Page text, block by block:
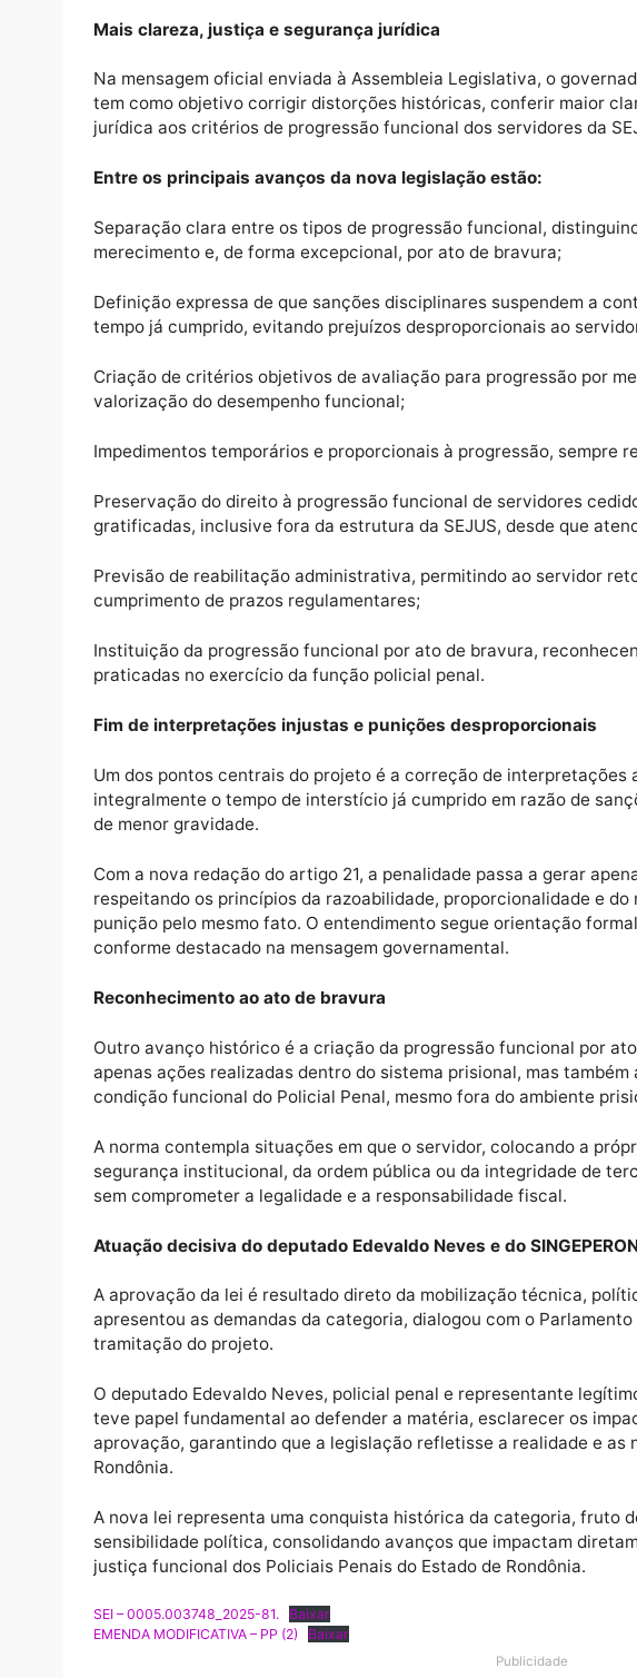
segurança jurídica e justiça funcional dos Policiais Penais
O avanço é resultado direto de uma articulação firme e
Neves, policial penal de carreira, em conjunto com
aprovação da matéria.
Mais clareza, justiça e segurança jurídica
Na mensagem oficial enviada à Assembleia Legislativa, o
tem como objetivo corrigir distorções históricas, conferir
jurídica aos critérios de progressão funcional dos
Entre os principais avanços da nova legislação estão:
Separação clara entre os tipos de progressão funcional,
Definição expressa de que sanções disciplinares
tempo já cumprido, evitando prejuízos desproporcionais
valorização do desempenho funcional;
gratificadas, inclusive fora da estrutura da SEJUS, desde
Previsão de reabilitação administrativa, permitindo ao
cumprimento de prazos regulamentares;
Instituição da progressão funcional por ato de bravura,
praticadas no exercício da função policial penal.
Fim de interpretações injustas e punições
Um dos pontos centrais do projeto é a correção de
integralmente o tempo de interstício já cumprido em razão
Com a nova redação do artigo 21, a penalidade passa a
respeitando os princípios da razoabilidade,
conforme destacado na mensagem governamental.
Reconhecimento ao ato de bravura
apenas ações realizadas dentro do sistema prisional, mas
condição funcional do Policial Penal, mesmo fora do
A norma contempla situações em que o servidor,
sem comprometer a legalidade e a responsabilidade fiscal.
Atuação decisiva do deputado Edevaldo Neves e do
A aprovação da lei é resultado direto da mobilização
apresentou as demandas da categoria, dialogou com o